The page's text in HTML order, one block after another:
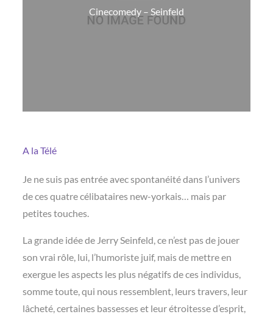
Cinecomedy – Seinfeld
A la Télé
Je ne suis pas entrée avec spontanéité dans l’univers
de ces quatre célibataires new-yorkais… mais par
petites touches.
La grande idée de Jerry Seinfeld, ce n’est pas de jouer
son vrai rôle, lui, l’humoriste juif, mais de mettre en
exergue les aspects les plus négatifs de ces individus,
somme toute, qui nous ressemblent, leurs travers, leur
lâcheté, certaines bassesses et leur étroitesse d’esprit,